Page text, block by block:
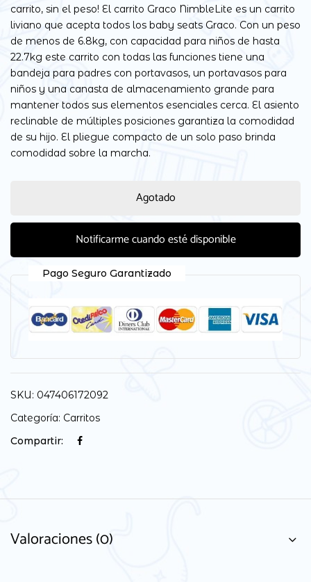
carrito, sin el peso! El carrito Graco NimbleLite es un carrito
liviano que acepta todos los baby seats Graco. Con un peso
de menos de 6.8kg, con capacidad para niños de hasta
22.7kg este carrito con todas las funciones tiene una
bandeja para padres con portavasos, un portavasos para
niños y una canasta de almacenamiento grande para
mantener todos sus elementos esenciales cerca. El asiento
reclinable de múltiples posiciones garantiza la comodidad
de su hijo. El pliegue compacto de un solo paso brinda
comodidad sobre la marcha.
Agotado
Notificarme cuando esté disponible
Pago Seguro Garantizado
SKU: 047406172092
Categoría: Carritos
Compartir:
Valoraciones (0)